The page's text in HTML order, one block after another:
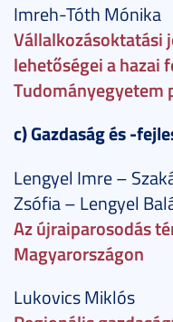
Imreh-Tóth Mónika
Vállalkozásoktatási
lehetőségei a hazai
Tudományegyetem
c) Gazdaság és -
Lengyel Imre –
Zsófia – Lengyel
Az újraiparosodás
Magyarországon
Lukovics Miklós